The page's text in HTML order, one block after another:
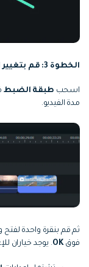
الخطوة 3: قم بتغيير الإعدادات التفصيلية
اسحب طبقة الضبط
مدة الفيديو.
ثم قم بنقرة واحدة لفتح
فوقOK. يوجد خياران